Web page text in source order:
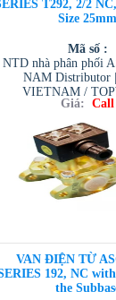
T292, 2/2
Size 25mm
Mã số :
NTD nhà phân phối
NAM Distributor
VIETNAM /
VIETNAM /
/ TESCOM
Giá: Call
VAN ĐIỆN TỪ
192, NC
the